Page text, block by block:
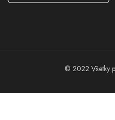
© 2022 Všetky